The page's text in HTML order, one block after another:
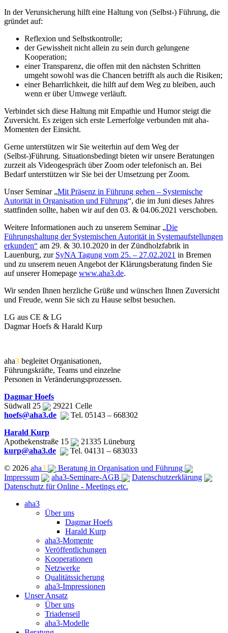
In der Verunsicherung hilft eine Haltung von (Selbst-) Führung, die
gründet auf:
Reflexion und Selbstkontrolle;
der Gewissheit nicht allein zu sein durch gelungene
Kooperation;
einer Transparenz, die offen mit den nächsten Schritten
umgeht sowohl was die Chancen betrifft als auch die Risiken;
einer Beharrlichkeit, die hilft auf dem Weg zu bleiben, auch
wenn er über Umwege verläuft.
Verbindet sich diese Haltung mit Empathie und Humor steigt die
Zuversicht. Es zeigen sich erste Lernerfolge verbunden mit aha-
Momenten der Einsicht.
Gerne unterstützen wir Sie weiterhin auf dem Weg der
(Selbst-)Führung. Situationsbedingt bieten wir unsere Beratungen
zurzeit als Videogespräch über Zoom oder telefonisch an. Bei
Bedarf unterstützen wir Sie bei der Umsetzung per Zoom.
Unser Seminar „Mit Präsenz in Führung gehen – Systemische
Autorität in Organisation und Führung“, die im Juni dieses Jahres
stattfinden sollte, haben wir auf den 03. & 04.06.2021 verschoben.
Weitere Informationen auch zu unserem Seminar „Die
Führungshaltung der Systemischen Autorität in Systemaufstellungen
erkunden“ am 29. & 30.10.2020 in der Zündholzfabrik in
Lauenburg, zur SyNA Tagung vom 25. – 27.02.2021 in Bremen
und zu unserem neuen Angebot der Klärungsberatung finden Sie
auf unserer Homepage www.aha3.de.
Wir senden Ihnen herzliche Grüße und wünschen Ihnen Zuversicht
und Freude, wenn Sie sich zu Hause selbst besuchen.
LG aus CE & LG
Dagmar Hoefs & Harald Kurp
aha3 begleitet Organisationen,
Führungskräfte, Teams und einzelne
Personen in Veränderungsprozessen.
Dagmar Hoefs
Südwall 25
29221 Celle
hoefs@aha3.de
Tel. 05143 – 668302
Harald Kurp
Apothekenstraße 15
21335 Lüneburg
kurp@aha3.de
Tel. 04131 – 683033
© 2026 aha3
Beratung in Organisation und Führung
Impressum
aha3-Seminare-AGB
Datenschutzerklärung
Datenschutz für Online - Meetings etc.
Close
aha3
Über uns
Dagmar Hoefs
Harald Kurp
aha3-Momente
Veröffentlichungen
Kooperationen
Netzwerke
Qualitätssicherung
aha3-Impressionen
Unser Ansatz
Über uns
Triadenseil
aha3-Modelle